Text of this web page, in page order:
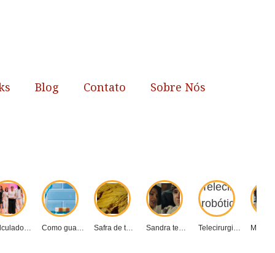
Blog Contato Sobre Nós
Calculadora de Impacto... Como guardar a... Safra de tabaco... Sandra tenta matar... Telecirurgia robótica revoluciona...